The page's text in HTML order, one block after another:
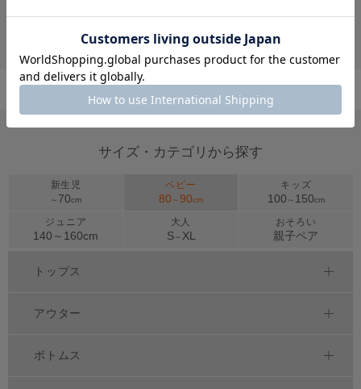
サイズ・カテゴリから探す
新生児
～ 70cm
ベビー
80 ～90cm
キッズ
100 ～ 150cm
ジュニア
140～ 160cm
大人
S～ XL
おそろい
親子ペア
トップス
アウター
ボトムス